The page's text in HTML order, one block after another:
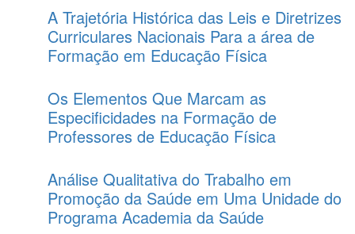
A Trajetória Histórica das Leis e Diretrizes
Curriculares Nacionais Para a área de
Formação em Educação Física
Os Elementos Que Marcam as
Especificidades na Formação de
Professores de Educação Física
Análise Qualitativa do Trabalho em
Promoção da Saúde em Uma Unidade do
Programa Academia da Saúde